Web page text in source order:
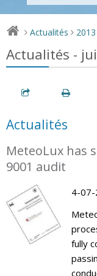
> Actualités > 2013
Actualités -
Actualités
MeteoLux has
9001 audit
4-07-
fully